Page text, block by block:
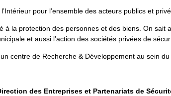
pour l’ensemble des acteurs publics et
la protection des personnes et des biens. On sait
et aussi l’action des sociétés privées de
centre de Recherche & Développement au sein
des Entreprises et Partenariats de